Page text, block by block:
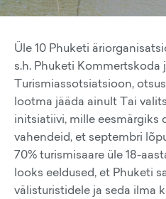
Üle 10 Phuketi
s.h. Phuketi Kommertskoda
Turismiassotsiatsioon,
lootma jääda ainult Tai
initsiatiivi, mille eesmärgiks
vahendeid, et septembri
70% turismisaare üle 18-
looks eeldused, et Phuketi
välisturistidele ja seda ilma